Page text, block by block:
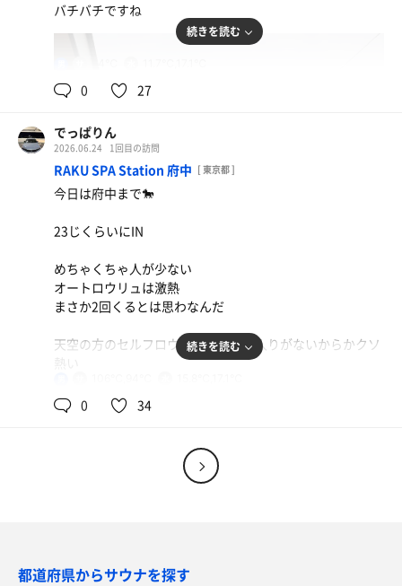
バチバチですね
続きを読む
0 27
でっぱりん
2026.06.24 1回目の訪問
RAKU SPA Station 府中 [ 東京都 ]
今日は府中まで🐎
23じくらいにIN
めちゃくちゃ人が少ない
オートロウリュは激熱
まさか2回くるとは思わなんだ
天空の方のセルフロウリュは人の出入りがないからかクソ
テントサウナは時間的にやっていなくて残念だけど
めっちゃ最高でした
続きを読む
0 34
都道府県からサウナを探す